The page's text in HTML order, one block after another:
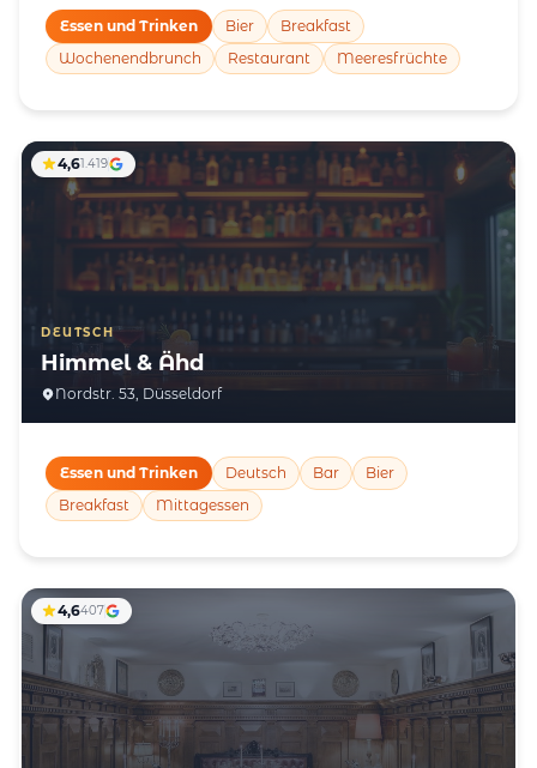
Essen und Trinken Bier
Breakfast
Wochenendbrunch
Restaurant Meeresfrüchte
DEUTSCH
Himmel & Ähd
Nordstr. 53, Düsseldorf
4,61.419
Essen und Trinken Deutsch Bar
Bier
Breakfast
Mittagessen
4,6407